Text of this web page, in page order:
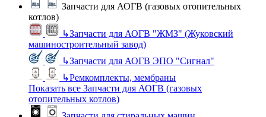
Запчасти для АОГВ (газовых отопительных
котлов)
↳Запчасти для АОГВ "ЖМЗ" (Жуковский
машиностроительный завод)
↳Запчасти для АОГВ ЭПО "Сигнал"
↳Ремкомплекты, мембраны
Показать все Запчасти для АОГВ (газовых
отопительных котлов)